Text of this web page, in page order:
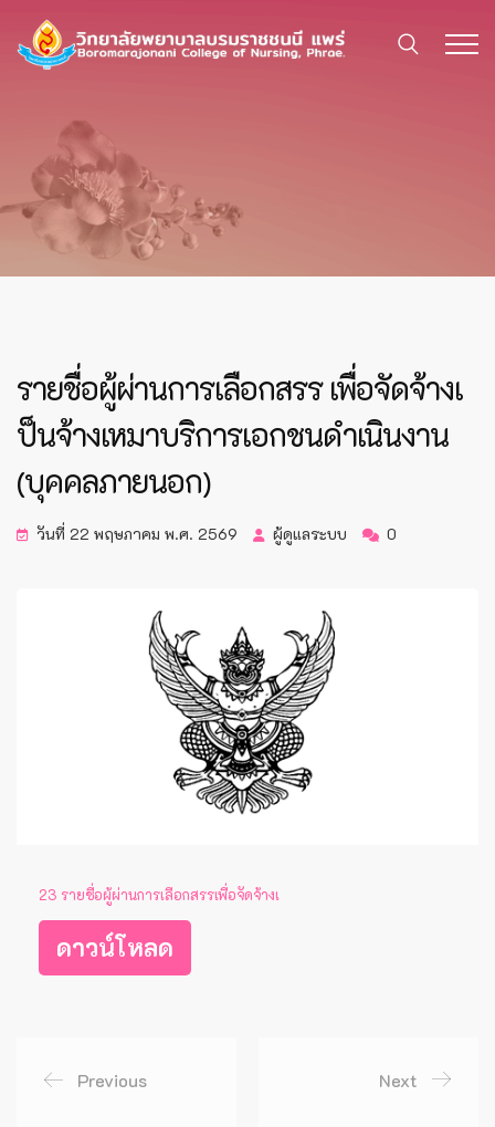
รายชื่อผู้ผ่านการเลือกสรร เพื่อจัดจ้างเ
ป็นจ้างเหมาบริการเอกชนดำเนินงาน
(บุคคลภายนอก)
วันที่ 22 พฤษภาคม พ.ศ. 2569 ผู้ดูแลระบบ 0
23 รายชื่อผู้ผ่านการเลือกสรรเพื่อจัดจ้างเ
ดาวน์โหลด
Previous Next